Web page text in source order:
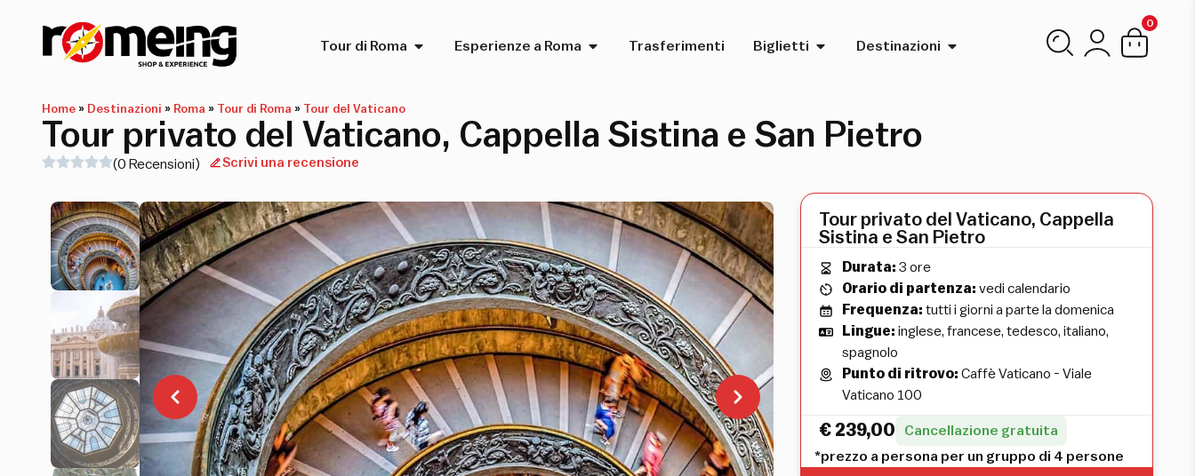
Tour di Roma Esperienze a Roma Trasferimenti Biglietti Destinazioni
0
Home » Destinazioni » Roma » Tour di Roma » Tour del Vaticano
Tour privato del Vaticano, Cappella Sistina e San Pietro
(0 Recensioni) Scrivi una recensione
Tour privato del Vaticano, Cappella
Sistina e San Pietro
Durata: 3 ore
Orario di partenza: vedi calendario
Frequenza: tutti i giorni a parte la domenica
Lingue: inglese, francese, tedesco, italiano,
spagnolo
Punto di ritrovo: Caffè Vaticano - Viale
Vaticano 100
€ 239,00
Cancellazione gratuita
*prezzo a persona per un gruppo di 4 persone